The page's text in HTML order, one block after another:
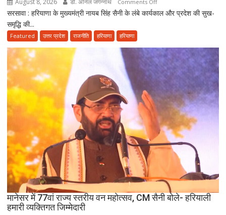
राज्य
August 8, 2026 डॉ. अनिल जगन्नाथ Comments Off
मुख्यमंत्री
के
लंबे
कार्यकाल
और
हरियाणा
की
खुशहाली
के
लिए
हरकी
रवाना
हुई
दूसरी
सरसावा : हरियाणा के मुख्यमंत्री नायब सिंह सैनी के लंबे कार्यकाल और प्रदेश की सुख-
समृद्धि की...
Featured उत्तर प्रदेश राजनीति हरियाणा हरियाणा
मानेसर में 77वां राज्य स्तरीय वन महोत्सव, CM सैनी बोले- हरियाली
हमारी व्यक्तिगत जिम्मेदारी